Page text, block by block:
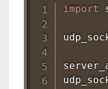
import